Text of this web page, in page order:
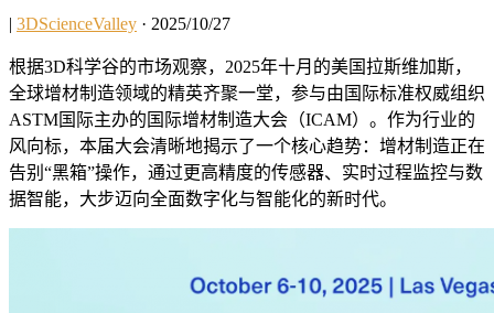
| 3DScienceValley · 2025/10/27
根据3D科学谷的市场观察，2025年十月的美国拉斯维加斯，
全球增材制造领域的精英齐聚一堂，参与由国际标准权威组织
ASTM国际主办的国际增材制造大会（ICAM）。作为行业的
风向标，本届大会清晰地揭示了一个核心趋势：增材制造正在
告别“黑箱”操作，通过更高精度的传感器、实时过程监控与数
据智能，大步迈向全面数字化与智能化的新时代。